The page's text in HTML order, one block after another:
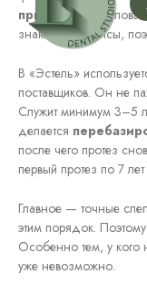
привычка.Акриловые
знают все нюансы,
В «Эстель»
поставщиков. Он не
Служит минимум 3–5
делается
после чего протез
первый протез по 7
Главное — точные
этим порядок.
Особенно тем, у кого
уже невозможно.